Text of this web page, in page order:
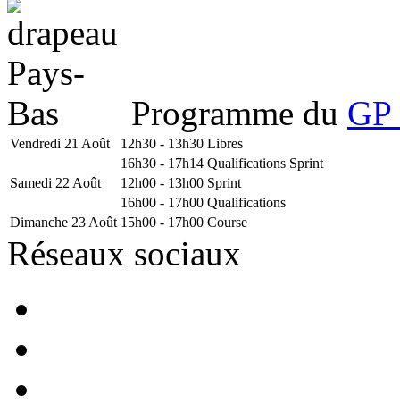
Programme du
Vendredi 21 Août 12h30 - 13h30 Libres
16h30 - 17h14 Qualifications Sprint
Samedi 22 Août
12h00 - 13h00 Sprint
16h00 - 17h00 Qualifications
Dimanche 23 Août 15h00 - 17h00 Course
Réseaux sociaux